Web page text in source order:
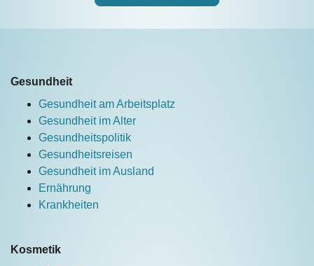
Gesundheit
Gesundheit am Arbeitsplatz
Gesundheit im Alter
Gesundheitspolitik
Gesundheitsreisen
Gesundheit im Ausland
Ernährung
Krankheiten
Kosmetik